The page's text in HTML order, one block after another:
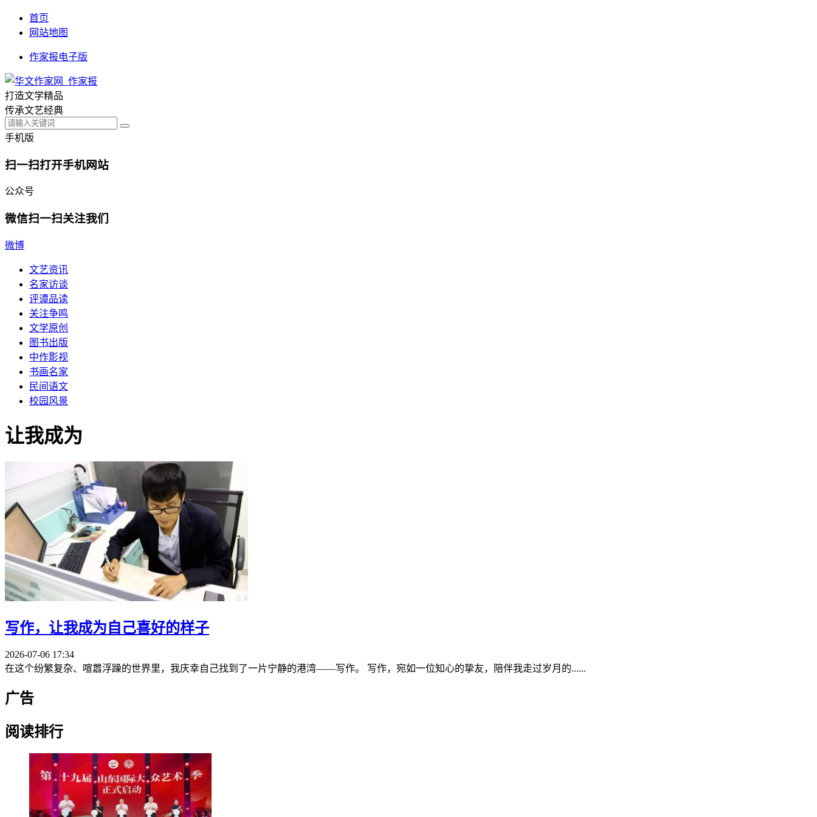
首页
网站地图
作家报电子版
打造文学精品
传承文艺经典
手机版
扫一扫打开手机网站
公众号
微信扫一扫关注我们
微博
文艺资讯
名家访谈
评谭品读
关注争鸣
文学原创
图书出版
中作影视
书画名家
民间语文
校园风景
让我成为
写作， 让我成为 自己喜好的样子
2026-07-06 17:34
在这个纷繁复杂、喧嚣浮躁的世界里，我庆幸自己找到了一片宁静的港湾——写作。 写作，宛如一位知心的挚友，陪伴我走过岁月的......
广告
阅读排行